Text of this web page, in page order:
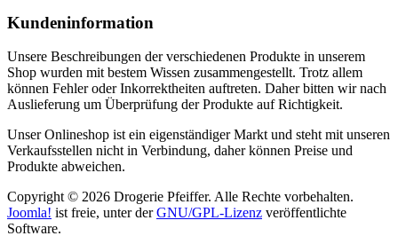
Kundeninformation
Unsere Beschreibungen der verschiedenen Produkte in unserem
Shop wurden mit bestem Wissen zusammengestellt. Trotz allem
können Fehler oder Inkorrektheiten auftreten. Daher bitten wir nach
Auslieferung um Überprüfung der Produkte auf Richtigkeit.
Unser Onlineshop ist ein eigenständiger Markt und steht mit unseren
Verkaufsstellen nicht in Verbindung, daher können Preise und
Produkte abweichen.
Copyright © 2026 Drogerie Pfeiffer. Alle Rechte vorbehalten.
Joomla! ist freie, unter derGNU/GPL-Lizenz veröffentlichte
Software.